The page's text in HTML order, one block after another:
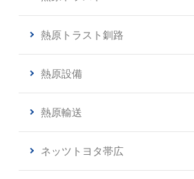
熱原トラスト釧路
熱原設備
熱原輸送
ネッツトヨタ帯広